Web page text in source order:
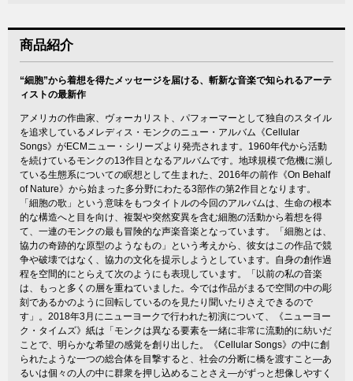
商品紹介
“細胞”から着想を得たメッセージを届ける、斬新な音楽で知られるアーテ
ィストの最新作
アメリカの作曲家、ヴォーカリスト、パフォーマーとして独自のスタイル
を追求しているメレディス・モンクのニュー・アルバム《Cellular
Songs》がECMニュー・シリーズより発売されます。1960年代から活動
を続けているモンクの13作目となるアルバムです。地球規模で危機に瀕し
ている生態系についての瞑想として生まれた、2016年の前作《On Behalf
of Nature》から始まった多分野にわたる3部作の第2作目となります。
「細胞の歌」という意味をもつタイトルの今回のアルバムは、生命の根本
的な構造へと目を向け、複製や突然変異を含む細胞の活動から着想を得
て、一連のモンクの最も冒険的な声楽音楽となっています。「細胞とは、
協力の奇跡的な原型のようなもの」という考えから、彼女はこの作品で競
争や破壊ではなく、協力の文化を提示しようとしています。自身の創作過
程を空間的にとらえて次のようにも表現しています。「以前の私の音楽
は、もっと多くの層を重ねていました。今では作品がまるで空間の中の彫
刻であるかのように回転しているのを見たり聞いたりさえできるので
す」。2018年3月にニューヨークで行われた初演について、《ニューヨー
ク・タイムズ》紙は「モンクは異なる要素を一緒に非常に流動的に紡いだ
ことで、明らかな希望の感覚を創り出した。《Cellular Songs》の中に創
られたような一つの総合体を目撃すると、社会の分断に橋を渡すこと―あ
るいは個々の人の中に群衆を押し込めることさえ―がずっと想像しやすく